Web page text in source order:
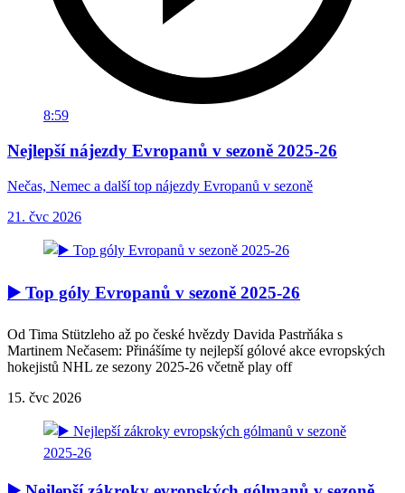
8:59
Nejlepší nájezdy Evropanů v sezoně 2025-26
Nečas, Nemec a další top nájezdy Evropanů v sezoně
21. čvc 2026
▶️ Top góly Evropanů v sezoně 2025-26
Od Tima Stützleho až po české hvězdy Davida Pastrňáka s
Martinem Nečasem: Přinášíme ty nejlepší gólové akce evropských
hokejistů NHL ze sezony 2025-26 včetně play off
15. čvc 2026